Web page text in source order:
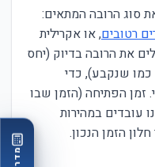
בוחרים את סוג הרובה המתאים:
רטובים, או אקרילית
את הרובה בדיוק (יחס
שנקבע), כדי
זמן הפתיחה (הזמן שבו
עובדים במהירות
הזמן הנכון.